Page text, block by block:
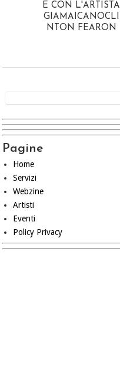
E CON L'ARTISTA
GIAMAICANOCLI
NTON FEARON
Pagine
Home
Servizi
Webzine
Artisti
Eventi
Policy Privacy